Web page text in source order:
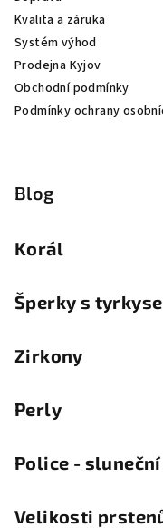
Kvalita a záruka
Systém výhod
Prodejna Kyjov
Obchodní podmínky
Podmínky ochrany
Blog
Korál
Šperky s
Zirkony
Perly
Police -
Velikosti